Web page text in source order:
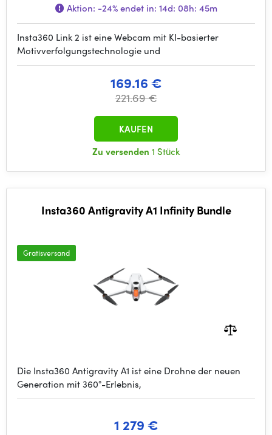
Aktion: -24%endet in: 14d: 08h: 45m
Insta360 Link 2 ist eine Webcam mit KI-basierter
Motivverfolgungstechnologie und
169.16 €
221.69 €
Zu versenden 1 Stück
KAUFEN
Insta360 Antigravity A1 Infinity Bundle
Gratisversand
Die Insta360 Antigravity A1 ist eine Drohne der neuen
Generation mit 360°-Erlebnis,
1 279 €